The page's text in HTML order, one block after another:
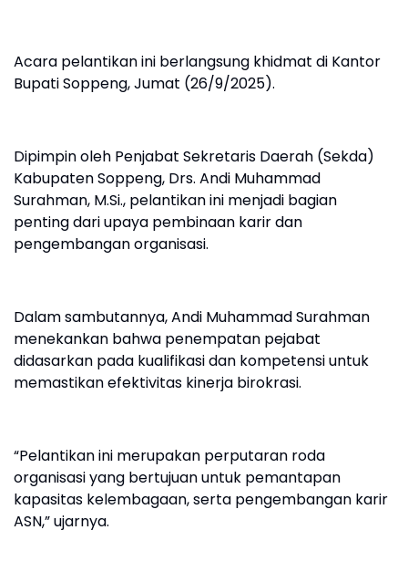
Acara pelantikan ini berlangsung khidmat di Kantor
Bupati Soppeng, Jumat (26/9/2025).
Dipimpin oleh Penjabat Sekretaris Daerah (Sekda)
Kabupaten Soppeng, Drs. Andi Muhammad
Surahman, M.Si., pelantikan ini menjadi bagian
penting dari upaya pembinaan karir dan
pengembangan organisasi.
Dalam sambutannya, Andi Muhammad Surahman
menekankan bahwa penempatan pejabat
didasarkan pada kualifikasi dan kompetensi untuk
memastikan efektivitas kinerja birokrasi.
“Pelantikan ini merupakan perputaran roda
organisasi yang bertujuan untuk pemantapan
kapasitas kelembagaan, serta pengembangan karir
ASN,” ujarnya.